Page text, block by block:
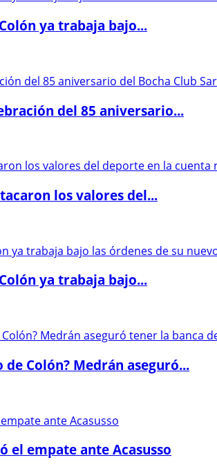
ya trabaja bajo...
del 85 aniversario...
los valores del...
ya trabaja bajo...
Colón? Medrán aseguró...
el empate ante Acasusso